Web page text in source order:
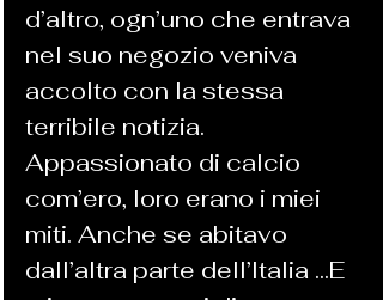
d’altro, ogn’uno che entrava
nel suo negozio veniva
accolto con la stessa
terribile notizia.
Appassionato di calcio
com’ero, loro erano i miei
miti. Anche se abitavo
dall’altra parte dell’Italia ...E